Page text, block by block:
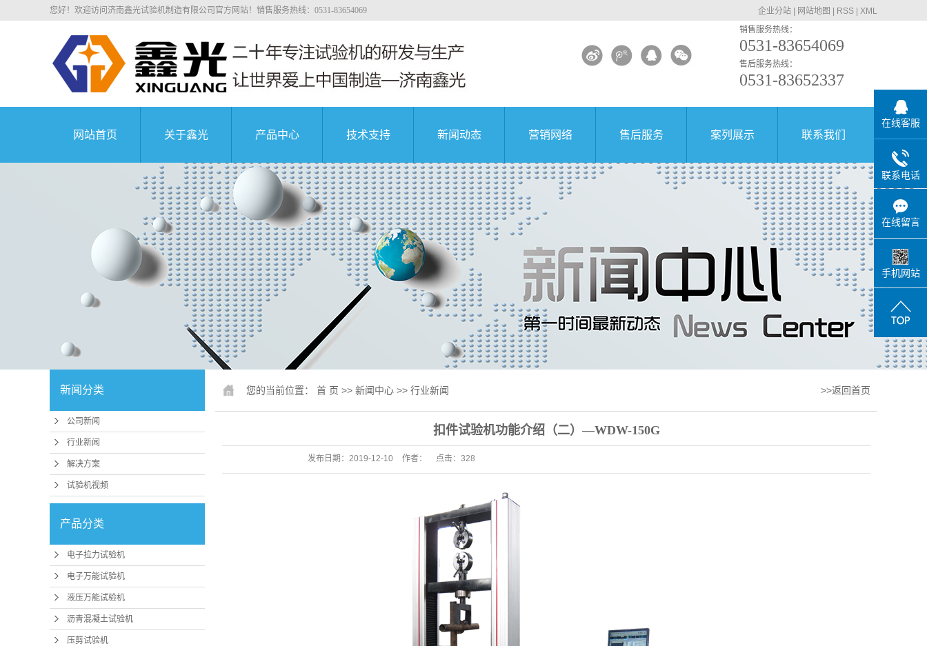
您好！欢迎访问济南鑫光试验机制造有限公司官方网站！销售服务热线：0531-83654069 企业分站 网站地图 RSS
XML
销售服务热线：
0531-83654069
售后服务热线：
0531-83652337
网站首页 关于鑫光
公司简介
荣誉资质
业务介绍
组织机构
企业文化
公司环境
产品中心
电子拉力试验机
电子万能试验机
液压万能试验机
沥青混凝土试验机
压剪试验机
锚固、钢绞线试验机
人造板试验机
冲击试验机
疲劳试验机
试验机配件及升级改造
技术支持 新闻动态
公司新闻
行业新闻
解决方案
试验机视频
营销网络 售后服务 案列展示
科研院所
中国航天科技集团
工程质量
中国航天科技集团
大专院校
中国航天科技集团
著名企业
中国航天科技集团
联系我们
新闻分类
公司新闻
行业新闻
解决方案
试验机视频
产品分类
电子拉力试验机
电子万能试验机
液压万能试验机
沥青混凝土试验机
压剪试验机
>>返回首页
您的当前位置： 首 页 >> 新闻中心 >> 行业新闻
扣件试验机功能介绍（二）—WDW-150G
发布日期： 2019-12-10 作者： 点击： 328
在线客服
联系电话
在线留言
手机网站